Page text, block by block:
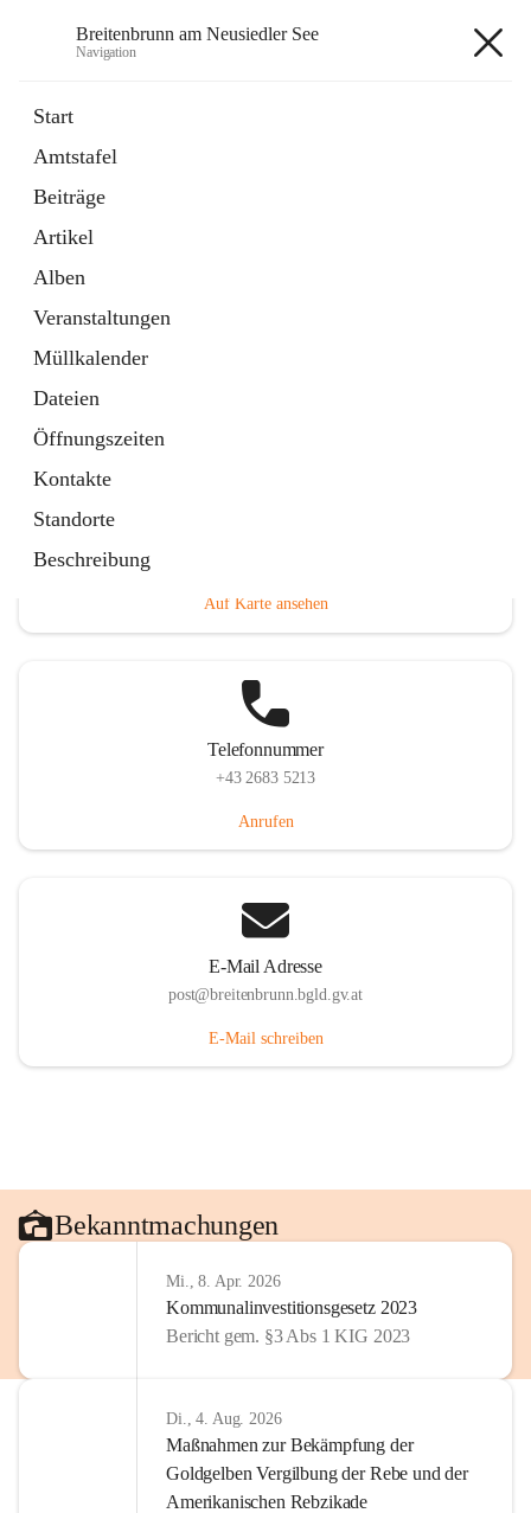
Breitenbrunn am Neusiedler See
Navigation
Start
Amtstafel
Beiträge
Artikel
Alben
Veranstaltungen
Müllkalender
Dateien
Öffnungszeiten
Kontakte
Standorte
Beschreibung
18 Schnellzugriffe
Gemeindeservice
Auf Karte ansehen
Telefonnummer
+43 2683 5213
Anrufen
E-Mail Adresse
post@breitenbrunn.bgld.gv.at
E-Mail schreiben
Bekanntmachungen
Mi., 8. Apr. 2026
Kommunalinvestitionsgesetz 2023
Bericht gem. §3 Abs 1 KIG 2023
Di., 4. Aug. 2026
Maßnahmen zur Bekämpfung der
Goldgelben Vergilbung der Rebe und der
Amerikanischen Rebzikade